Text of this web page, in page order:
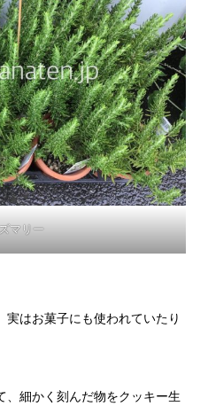
マリー
はお菓子にも使われていたり
、細かく刻んだ物をクッキー生